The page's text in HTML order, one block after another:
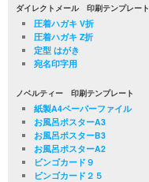
ダイレクトメール 印刷テンプレート
圧着ハガキ V折
圧着ハガキ Z折
定型 はがき
宛名印字用
ノベルティー 印刷テンプレート
紙製A4ペーパーファイル
お風呂ポスターA3
お風呂ポスターB3
お風呂ポスターA2
ビンゴカード９
ビンゴカード２５